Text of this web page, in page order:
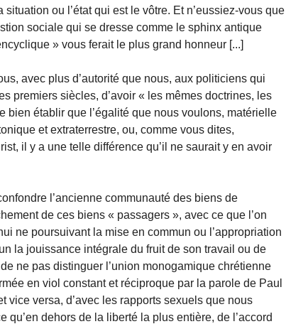
ou l’état qui est le vôtre. Et n’eussiez-vous que
sociale qui se dresse comme le sphinx antique
» vous ferait le plus grand honneur [...]
avec plus d’autorité que nous, aux politiciens qui
premiers siècles, d’avoir « les mêmes doctrines, les
bien établir que l’égalité que nous voulons, matérielle
et extraterrestre, ou, comme vous dites,
il y a une telle différence qu’il ne saurait y en avoir
l’ancienne communauté des biens de
de ces biens « passagers », avec ce que l’on
ne poursuivant la mise en commun ou l’appropriation
la jouissance intégrale du fruit de son travail ou de
ne pas distinguer l’union monogamique chrétienne
en viol constant et réciproque par la parole de Paul
vice versa, d’avec les rapports sexuels que nous
dehors de la liberté la plus entière, de l’accord